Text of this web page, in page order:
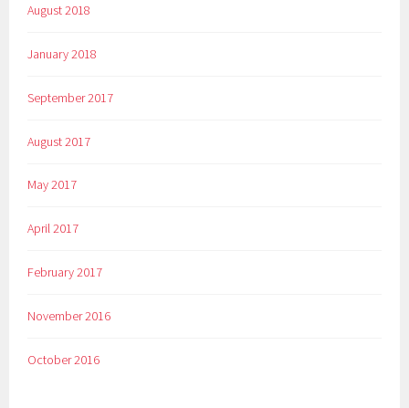
August 2018
January 2018
September 2017
August 2017
May 2017
April 2017
February 2017
November 2016
October 2016